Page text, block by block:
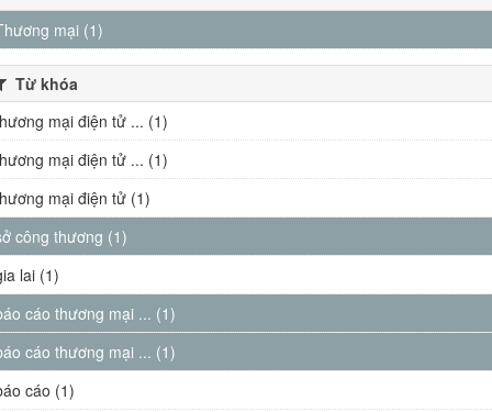
mại (1)
Từ khóa
mại điện tử ... (1)
mại điện tử ... (1)
mại điện tử (1)
công thương (1)
lai (1)
cáo thương mại ... (1)
cáo thương mại ... (1)
cáo (1)